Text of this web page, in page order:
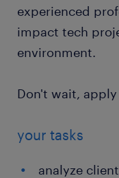
experienced
impact tech
environment.
Don't wait,
your tasks
analyze